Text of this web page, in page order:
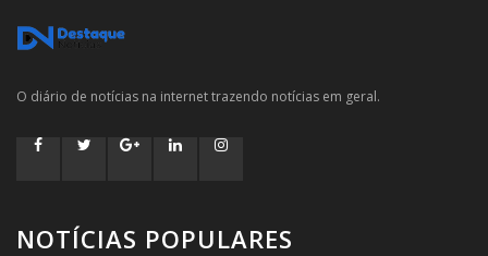
O diário de notícias na internet trazendo notícias em geral.
NOTÍCIAS POPULARES